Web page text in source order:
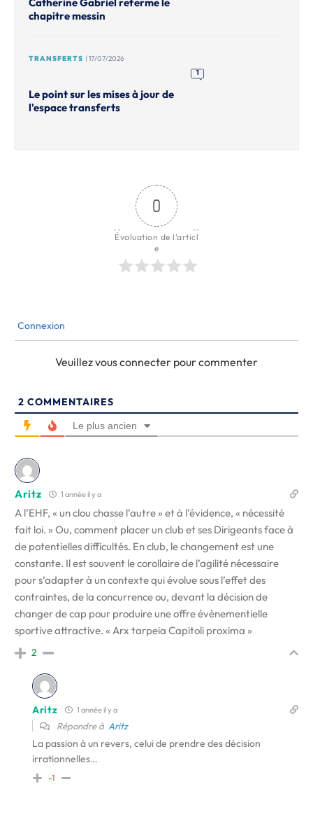
chapitre messin
TRANSFERTS | 17/07/2026
1
Le point sur les mises à jour de
l'espace transferts
0
Évaluation de l'articl
e
Connexion
Veuillez vous connecter pour commenter
2 COMMENTAIRES
Le plus ancien
Aritz 1 année il y a
A l’EHF, « un clou chasse l’autre » et à l’évidence, « nécessité
fait loi. » Ou, comment placer un club et ses Dirigeants face à
de potentielles difficultés. En club, le changement est une
constante. Il est souvent le corollaire de l’agilité nécessaire
pour s’adapter à un contexte qui évolue sous l’effet des
contraintes, de la concurrence ou, devant la décision de
changer de cap pour produire une offre évènementielle
sportive attractive. « Arx tarpeia Capitoli proxima »
2
Aritz 1 année il y a
Répondre à Aritz
La passion à un revers, celui de prendre des décision
irrationnelles…
-1